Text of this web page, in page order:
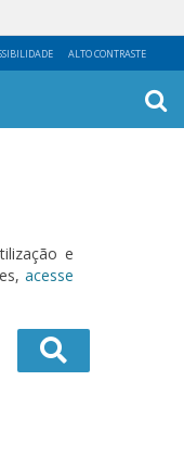
ALTO CONTRASTE
e
acesse